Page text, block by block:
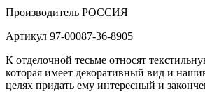
Производитель РОССИЯ
Артикул 97-00087-36-8905
К отделочной тесьме относят
которая имеет декоративный вид и
целях придать ему интересный и